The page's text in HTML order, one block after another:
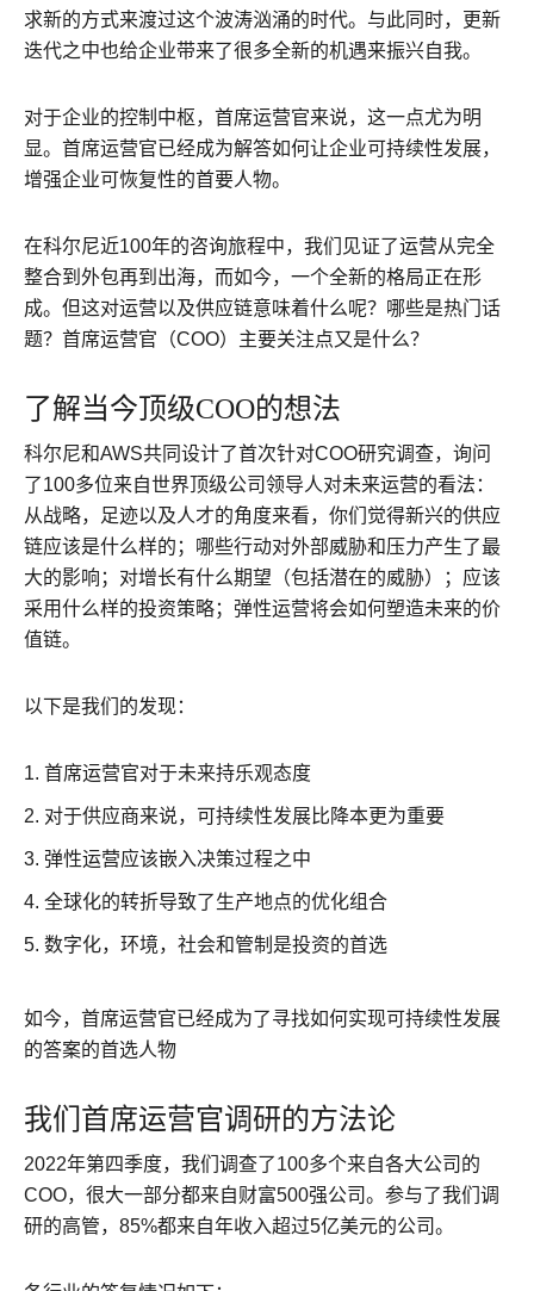
求新的方式来渡过这个波涛汹涌的时代。与此同时，更新
迭代之中也给企业带来了很多全新的机遇来振兴自我。
对于企业的控制中枢，首席运营官来说，这一点尤为明
显。首席运营官已经成为解答如何让企业可持续性发展，
增强企业可恢复性的首要人物。
在科尔尼近100年的咨询旅程中，我们见证了运营从完全
整合到外包再到出海，而如今，一个全新的格局正在形
成。但这对运营以及供应链意味着什么呢？哪些是热门话
题？首席运营官（COO）主要关注点又是什么？
了解当今顶级COO的想法
科尔尼和AWS共同设计了首次针对COO研究调查，询问
了100多位来自世界顶级公司领导人对未来运营的看法：
从战略，足迹以及人才的角度来看，你们觉得新兴的供应
链应该是什么样的；哪些行动对外部威胁和压力产生了最
大的影响；对增长有什么期望（包括潜在的威胁）；应该
采用什么样的投资策略；弹性运营将会如何塑造未来的价
值链。
以下是我们的发现：
首席运营官对于未来持乐观态度
对于供应商来说，可持续性发展比降本更为重要
弹性运营应该嵌入决策过程之中
全球化的转折导致了生产地点的优化组合
数字化，环境，社会和管制是投资的首选
如今，首席运营官已经成为了寻找如何实现可持续性发展
的答案的首选人物
我们首席运营官调研的方法论
2022年第四季度，我们调查了100多个来自各大公司的
COO，很大一部分都来自财富500强公司。参与了我们调
研的高管，85%都来自年收入超过5亿美元的公司。